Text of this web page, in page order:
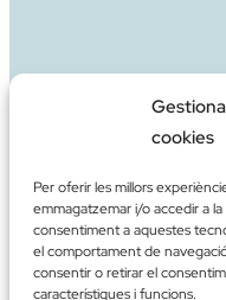
cookies
Per oferir les millors
emmagatzemar i/o accedir a
consentiment a aquestes
el comportament de
consentir o retirar el
característiques i funcions.